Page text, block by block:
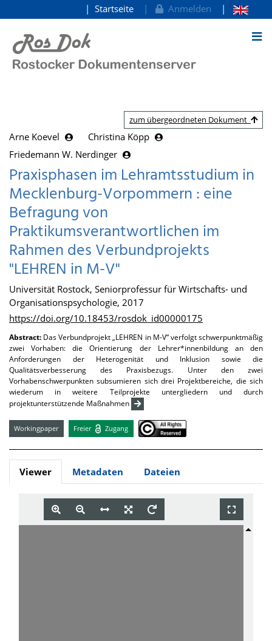
zum Inhalt
Startseite Anmelden
zum übergeordneten Dokument
Arne Koevel
Christina Köpp
Friedemann W. Nerdinger
Praxisphasen im Lehramtsstudium in
Mecklenburg-Vorpommern : eine
Befragung von
Praktikumsverantwortlichen im
Rahmen des Verbundprojekts
"LEHREN in M-V"
Universität Rostock, Seniorprofessur für Wirtschafts- und
Organisationspsychologie, 2017
https://doi.org/10.18453/rosdok_id00000175
Abstract: Das Verbundprojekt „LEHREN in M-V“ verfolgt schwerpunktmäßig
zwei Vorhaben: die Orientierung der Lehrer*innenbildung an den
Anforderungen der Heterogenität und Inklusion sowie die
Qualitätsverbesserung des Praxisbezugs. Unter den zwei
Vorhabenschwerpunkten subsumieren sich drei Projektbereiche, die sich
wiederum in weitere Teilprojekte untergliedern und durch
projektunterstützende Maßnahmen
Workingpaper Freier Zugang
Viewer Metadaten Dateien